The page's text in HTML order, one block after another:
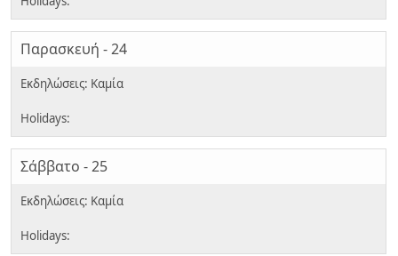
Παρασκευή - 24
Σάββατο - 25